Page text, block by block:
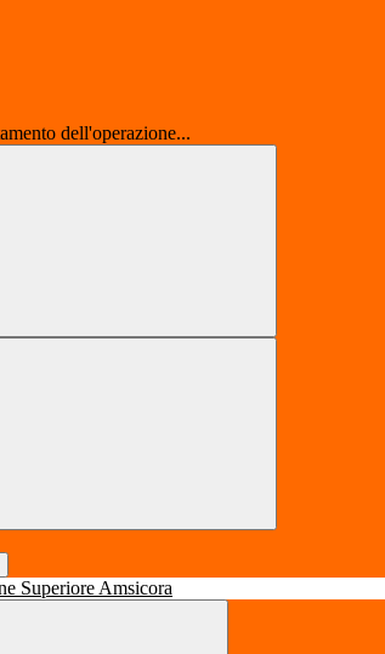
dell'operazione...